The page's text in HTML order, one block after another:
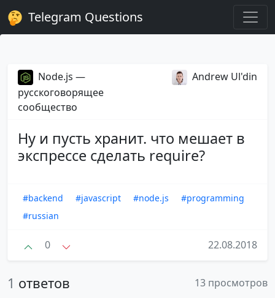
Telegram Questions
Node.js —
русскоговорящее
сообщество
Andrew Ul'din
Ну и пусть хранит. что мешает в
экспрессе сделать require?
#backend #javascript #node.js
#programming
#russian
0 22.08.2018
1 ответов 13 просмотров